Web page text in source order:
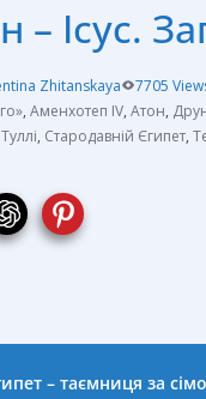
– Ісус.
Zhitanskaya 7705
, Аменхотеп IV, Атон,
, Стародавній Єгипет,
– таємниця за